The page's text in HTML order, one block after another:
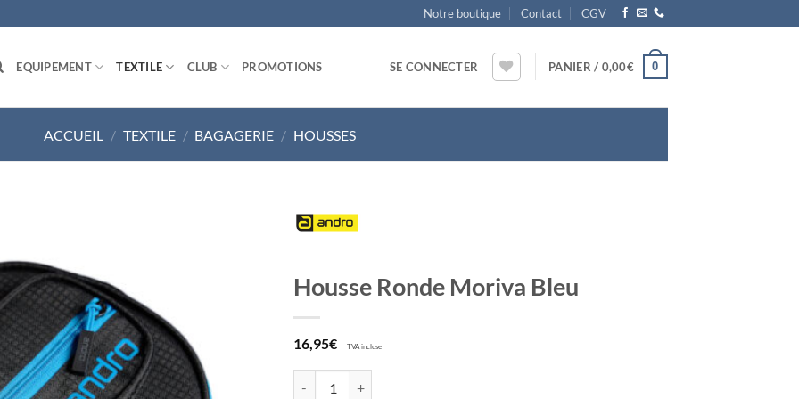
Notre boutique Contact CGV
EQUIPEMENT TEXTILE CLUB PROMOTIONS SE CONNECTER PANIER / 0,00€ 0
ACCUEIL / TEXTILE / BAGAGERIE / HOUSSES
Housse Ronde Moriva Bleu
16,95€ TVA incluse